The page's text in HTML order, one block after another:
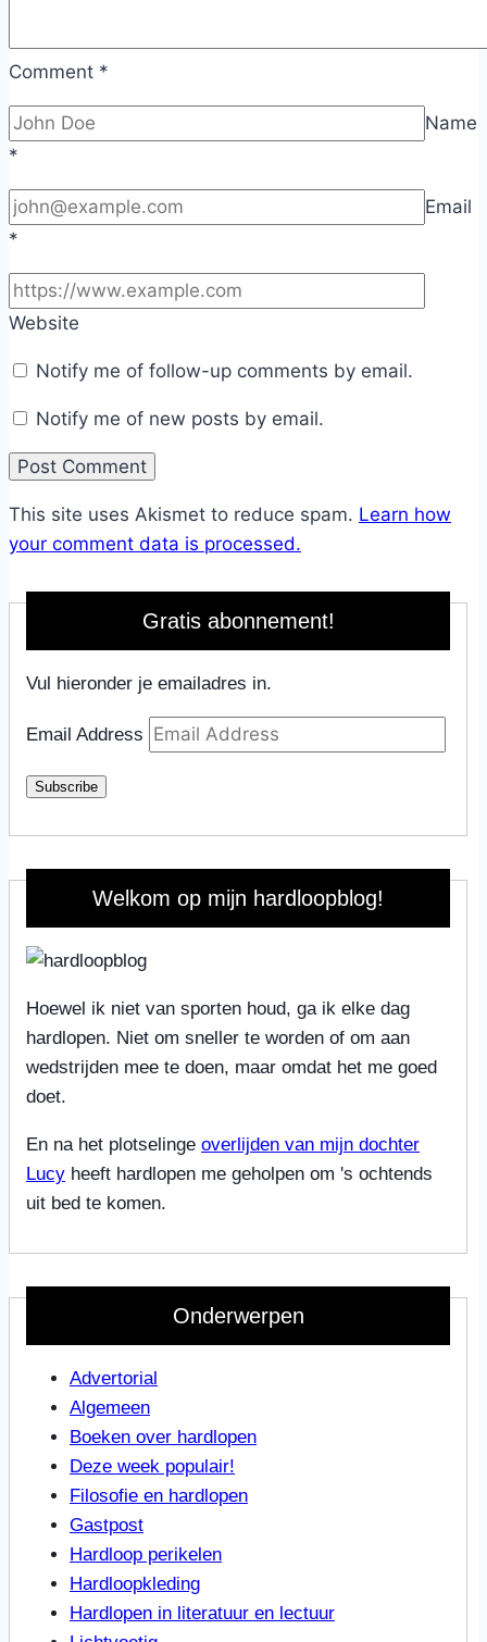
Comment *
Name
*
Email
*
Website
Notify me of follow-up comments by email.
Notify me of new posts by email.
This site uses Akismet to reduce spam. Learn how
your comment data is processed.
Gratis abonnement!
Vul hieronder je emailadres in.
Email Address
Subscribe
Welkom op mijn hardloopblog!
Hoewel ik niet van sporten houd, ga ik elke dag
hardlopen. Niet om sneller te worden of om aan
wedstrijden mee te doen, maar omdat het me goed
doet.
En na het plotselinge overlijden van mijn dochter
Lucy heeft hardlopen me geholpen om 's ochtends
uit bed te komen.
Onderwerpen
Advertorial
Algemeen
Boeken over hardlopen
Deze week populair!
Filosofie en hardlopen
Gastpost
Hardloop perikelen
Hardloopkleding
Hardlopen in literatuur en lectuur